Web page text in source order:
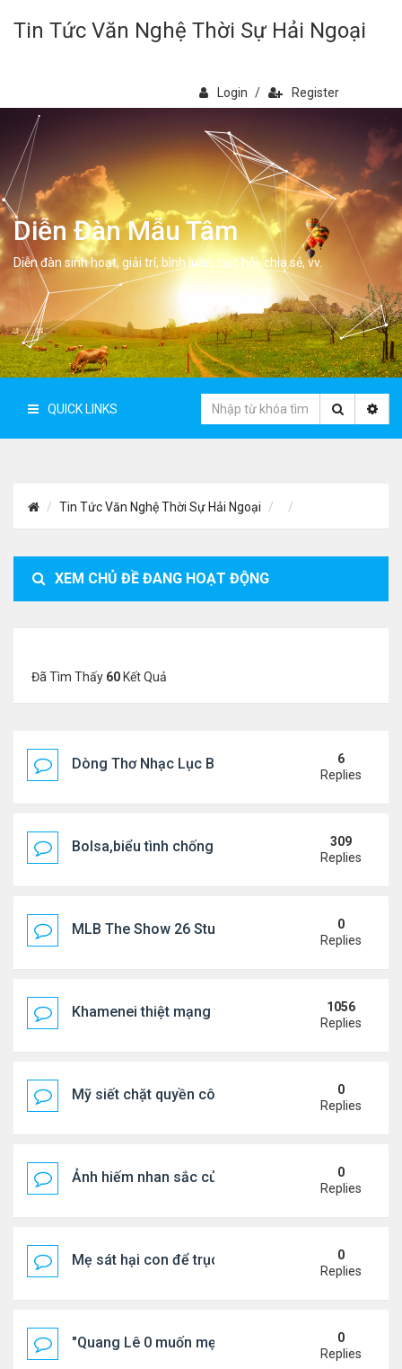
Tin Tức Văn Nghệ Thời Sự Hải Ngoại
Login / Register
Diễn Đàn Mẫu Tâm
Diễn đàn sinh hoạt, giải trí, bình luân, học hỏi, chia sẻ, vv.
QUICK LINKS
Tin Tức Văn Nghệ Thời Sự Hải Ngoại
XEM CHỦ ĐỀ ĐANG HOẠT ĐỘNG
Đã Tìm Thấy 60 Kết Quả
Dòng Thơ Nhạc Lục Bát Trích Đoạn - Gõ Google:
6
Replies
Bolsa,biểu tình chống ca nô.
309
Replies
MLB The Show 26 Stubs Tips for Efficient
0
Replies
Khamenei thiệt mạng trong cuộc tấn công phối
1056
Replies
Mỹ siết chặt quyền công dân theo nơi sinh, mở
0
Replies
Ảnh hiếm nhan sắc của Thẩm Thuý Hằng0
Replies
Mẹ sát hại con để trục lợi bảo hiểm
0
Replies
"Quang Lê 0 muốn mẹ thua kém người khác"
0
Replies